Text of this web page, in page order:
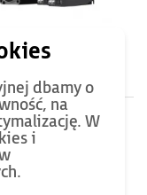
SRV-64 5m.
1.5kW oraz
absolutnym
dbamy o
na
W
i